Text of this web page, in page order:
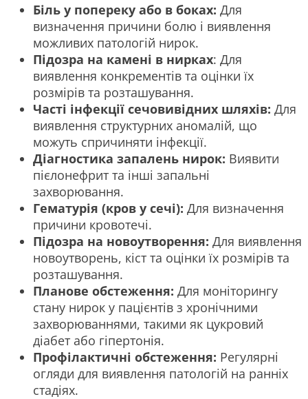
Біль у попереку або в боках: Для
визначення причини болю і виявлення
можливих патологій нирок.
Підозра на камені в нирках: Для
виявлення конкрементів та оцінки їх
розмірів та розташування.
Часті інфекції сечовивідних шляхів: Для
виявлення структурних аномалій, що
можуть спричиняти інфекції.
Діагностика запалень нирок: Виявити
пієлонефрит та інші запальні
захворювання.
Гематурія (кров у сечі): Для визначення
причини кровотечі.
Підозра на новоутворення: Для виявлення
новоутворень, кіст та оцінки їх розмірів та
розташування.
Планове обстеження: Для моніторингу
стану нирок у пацієнтів з хронічними
захворюваннями, такими як цукровий
діабет або гіпертонія.
Профілактичні обстеження: Регулярні
огляди для виявлення патологій на ранніх
стадіях.